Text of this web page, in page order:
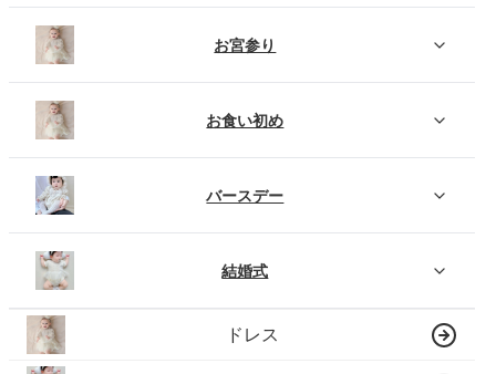
お宮参り
お食い初め
バースデー
結婚式
ドレス